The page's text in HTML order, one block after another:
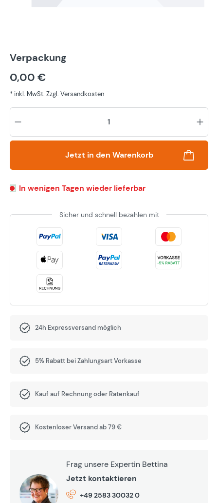
Verpackung
0,00 €
* inkl. MwSt. Zzgl. Versandkosten
Jetzt in den Warenkorb
In wenigen Tagen wieder lieferbar
Sicher und schnell bezahlen mit
24h Expressversand möglich
5% Rabatt bei Zahlungsart Vorkasse
Kauf auf Rechnung oder Ratenkauf
Kostenloser Versand ab 79 €
Frag unsere Expertin Bettina
Jetzt kontaktieren
+49 2583 30032 0